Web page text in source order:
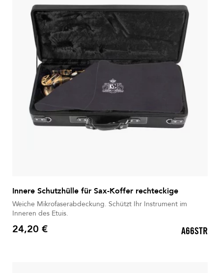
Innere Schutzhülle für Sax-Koffer rechteckige
Weiche Mikrofaserabdeckung. Schützt Ihr Instrument im
Inneren des Etuis.
Preis
24,20 € A66STR